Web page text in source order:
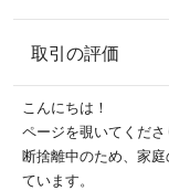
【商品の状態】
１年ほど前に購入し
いただけます。
中古品であることをご
取引の評価
こんにちは！
ページを覗いてくださ
断捨離中のため、家
ています。